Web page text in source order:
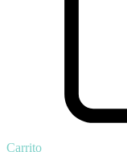
Carrito